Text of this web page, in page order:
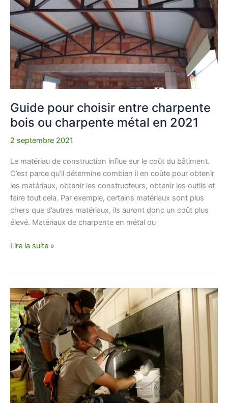
Guide pour choisir entre charpente
bois ou charpente métal en 2021
2 septembre 2021
Le matériau de construction influe sur le coût du bâtiment.
C’est parce qu’il détermine combien il en coûte pour obtenir
les matériaux, obtenir les constructeurs, obtenir les outils et
faire tout cela. Par exemple, certains matériaux sont plus
chers que d’autres matériaux, ils auront donc un coût plus
élevé. Matériaux de charpente en métal ou
ou
charpente
métal
en
2021
Lire la suite »
Quelles
sont
les
différentes
façons
de
ramoner
une
cheminée?